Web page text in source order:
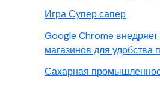
Игра Супер сапер
Google Chrome
магазинов для
Сахарная